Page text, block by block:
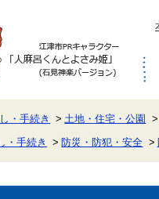
・手続き 土地・住宅・公園
・手続き 防災・防犯・安全